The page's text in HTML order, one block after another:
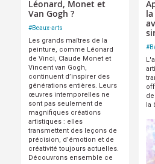
Léonard, Monet et
Van Gogh ?
#Beaux-arts
Les grands maîtres de la
peinture, comme Léonard
de Vinci, Claude Monet et
Vincent van Gogh,
continuent d’inspirer des
générations entières. Leurs
œuvres intemporelles ne
sont pas seulement de
magnifiques créations
artistiques : elles
transmettent des leçons de
précision, d’émotion et de
créativité toujours actuelles.
Découvrons ensemble ce
#
la